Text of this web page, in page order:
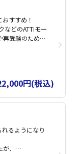
すすめ！
などのATTIモー
再受験のための
習していただ
い範囲の指導・
円(税込)
るようになり
、